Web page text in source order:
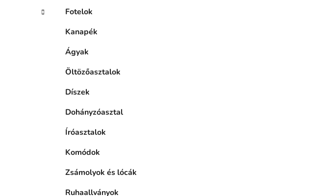
Fotelok
Kanapék
Ágyak
Öltözőasztalok
Díszek
Dohányzóasztal
Íróasztalok
Komódok
Zsámolyok és lócák
Ruhaallványok